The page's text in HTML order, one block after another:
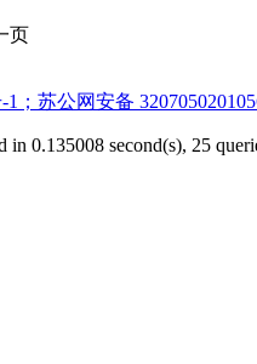
页
1；苏公网安备
in 0.135008 second(s), 25